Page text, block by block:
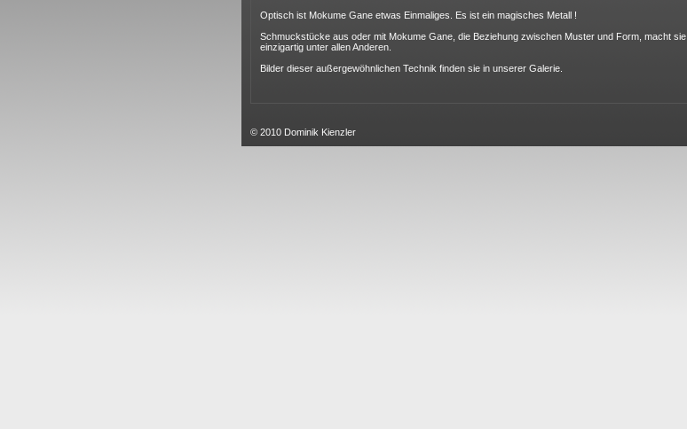
Optisch ist Mokume Gane etwas Einmaliges. Es ist ein magisches Metall !
Schmuckstücke aus oder mit Mokume Gane, die Beziehung zwischen Muster und Form, macht sie
einzigartig unter allen Anderen.
Bilder dieser außergewöhnlichen Technik finden sie in unserer Galerie.
© 2010 Dominik Kienzler